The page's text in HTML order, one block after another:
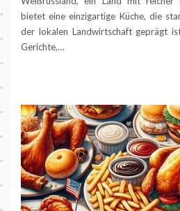
bietet eine einzigartige Küche, die
der lokalen Landwirtschaft geprägt
Gerichte,…